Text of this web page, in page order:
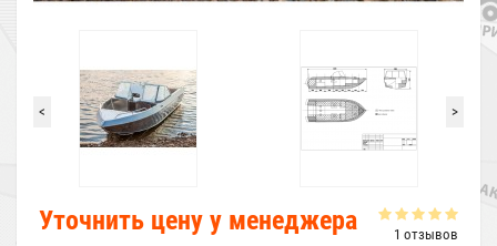
< >
1 отзывов
Уточнить цену у менеджера